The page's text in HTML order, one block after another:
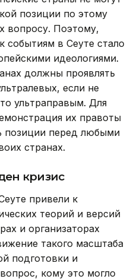
позиции по этому
вопросу. Поэтому,
событиям в Сеуте стало
идеологиями.
должны проявлять
если не
ультраправым. Для
их правоты
позиции перед любыми
странах.
кризис
привели к
теорий и версий
и организаторах
такого масштаба
подготовки и
кому это могло